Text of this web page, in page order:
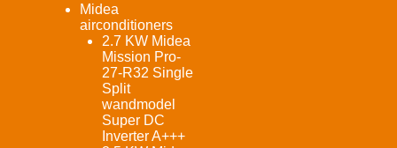
Midea
airconditioners
2.7 KW Midea
Mission Pro-
27-R32 Single
Split
wandmodel
Super DC
Inverter A+++